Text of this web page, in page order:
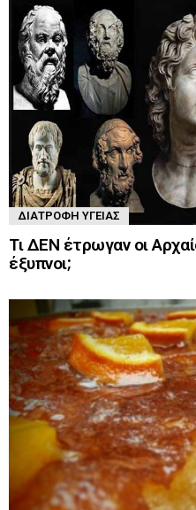
ΔΙΑΤΡΟΦΉ ΥΓΕΊΑΣ
Τι ΔΕΝ έτρωγαν οι
έξυπνοι;